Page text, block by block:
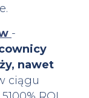
-
nawet
ciągu